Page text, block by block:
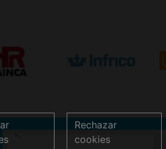
Rechazar
cookies